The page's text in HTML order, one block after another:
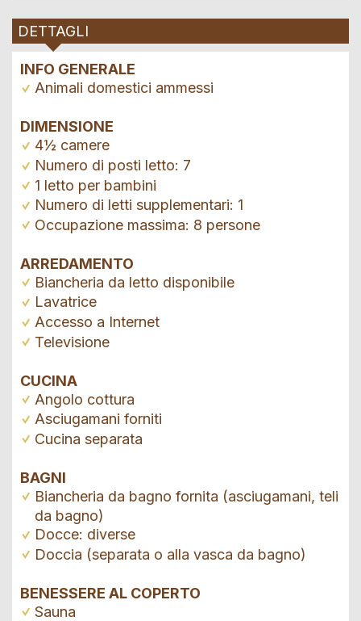
DETTAGLI
INFO GENERALE
Animali domestici ammessi
DIMENSIONE
4½ camere
Numero di posti letto: 7
1 letto per bambini
Numero di letti supplementari: 1
Occupazione massima: 8 persone
ARREDAMENTO
Biancheria da letto disponibile
Lavatrice
Accesso a Internet
Televisione
CUCINA
Angolo cottura
Asciugamani forniti
Cucina separata
BAGNI
Biancheria da bagno fornita (asciugamani, teli
da bagno)
Docce: diverse
Doccia (separata o alla vasca da bagno)
BENESSERE AL COPERTO
Sauna